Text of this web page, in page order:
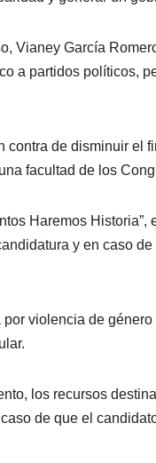
Vianey García
a partidos políticos,
contra de disminuir el
facultad de los
Haremos Historia”,
y en caso
violencia de
los recursos
de que el